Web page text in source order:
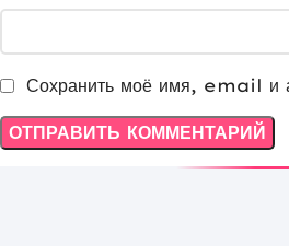
Сохранить моё имя, email и